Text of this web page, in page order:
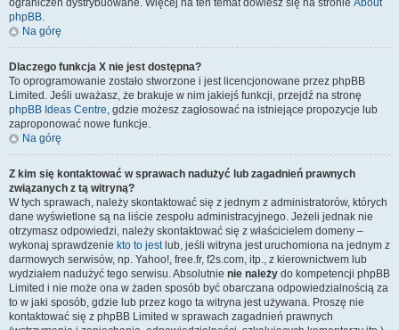
ograniczeń dystrybuowane. Więcej na ten temat dowiesz się na stronie About
phpBB.
Na górę
Dlaczego funkcja X nie jest dostępna?
To oprogramowanie zostało stworzone i jest licencjonowane przez phpBB
Limited. Jeśli uważasz, że brakuje w nim jakiejś funkcji, przejdź na stronę
phpBB Ideas Centre, gdzie możesz zagłosować na istniejące propozycje lub
zaproponować nowe funkcje.
Na górę
Z kim się kontaktować w sprawach nadużyć lub zagadnień prawnych
związanych z tą witryną?
W tych sprawach, należy skontaktować się z jednym z administratorów, których
dane wyświetlone są na liście zespołu administracyjnego. Jeżeli jednak nie
otrzymasz odpowiedzi, należy skontaktować się z właścicielem domeny –
wykonaj sprawdzenie kto to jestlub, jeśli witryna jest uruchomiona na jednym z
darmowych serwisów, np. Yahoo!, free.fr, f2s.com, itp., z kierownictwem lub
wydziałem nadużyć tego serwisu. Absolutnie nie należy do kompetencji phpBB
Limited i nie może ona w żaden sposób być obarczana odpowiedzialnością za
to w jaki sposób, gdzie lub przez kogo ta witryna jest używana. Proszę nie
kontaktować się z phpBB Limited w sprawach zagadnień prawnych